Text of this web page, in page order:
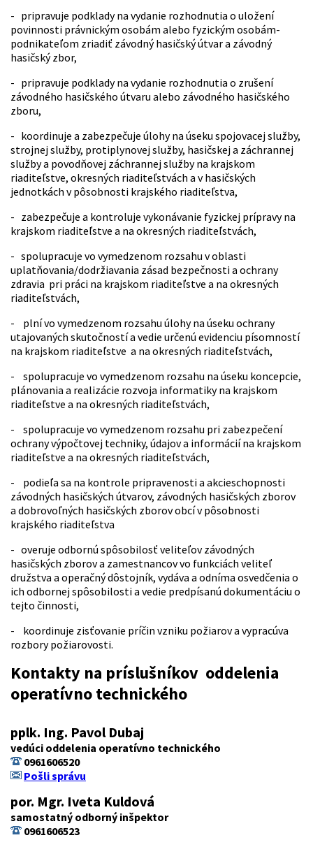
- pripravuje podklady na vydanie rozhodnutia o uložení
povinnosti právnickým osobám alebo fyzickým osobám-
podnikateľom zriadiť závodný hasičský útvar a závodný
hasičský zbor,
- pripravuje podklady na vydanie rozhodnutia o zrušení
závodného hasičského útvaru alebo závodného hasičského
zboru,
- koordinuje a zabezpečuje úlohy na úseku spojovacej služby,
strojnej služby, protiplynovej služby, hasičskej a záchrannej
služby a povodňovej záchrannej služby na krajskom
riaditeľstve, okresných riaditeľstvách a v hasičských
jednotkách v pôsobnosti krajského riaditeľstva,
- zabezpečuje a kontroluje vykonávanie fyzickej prípravy na
krajskom riaditeľstve a na okresných riaditeľstvách,
- spolupracuje vo vymedzenom rozsahu v oblasti
uplatňovania/dodržiavania zásad bezpečnosti a ochrany
zdravia pri práci na krajskom riaditeľstve a na okresných
riaditeľstvách,
- plní vo vymedzenom rozsahu úlohy na úseku ochrany
utajovaných skutočností a vedie určenú evidenciu písomností
na krajskom riaditeľstve a na okresných riaditeľstvách,
- spolupracuje vo vymedzenom rozsahu na úseku koncepcie,
plánovania a realizácie rozvoja informatiky na krajskom
riaditeľstve a na okresných riaditeľstvách,
- spolupracuje vo vymedzenom rozsahu pri zabezpečení
ochrany výpočtovej techniky, údajov a informácií na krajskom
riaditeľstve a na okresných riaditeľstvách,
- podieľa sa na kontrole pripravenosti a akcieschopnosti
závodných hasičských útvarov, závodných hasičských zborov
a dobrovoľných hasičských zborov obcí v pôsobnosti
krajského riaditeľstva
- overuje odbornú spôsobilosť veliteľov závodných
hasičských zborov a zamestnancov vo funkciách veliteľ
družstva a operačný dôstojník, vydáva a odníma osvedčenia o
ich odbornej spôsobilosti a vedie predpísanú dokumentáciu o
tejto činnosti,
- koordinuje zisťovanie príčin vzniku požiarov a vypracúva
rozbory požiarovosti.
Kontakty na príslušníkov oddelenia
operatívno technického
pplk. Ing. Pavol Dubaj
vedúci oddelenia operatívno technického
0961606520
Pošli správu
por. Mgr. Iveta Kuldová
samostatný odborný inšpektor
0961606523